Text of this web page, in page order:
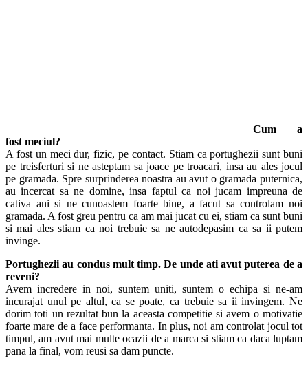
Cum a
fost meciul?
A fost un meci dur, fizic, pe contact. Stiam ca portughezii sunt buni
pe treisferturi si ne asteptam sa joace pe troacari, insa au ales jocul
pe gramada. Spre surprinderea noastra au avut o gramada puternica,
au incercat sa ne domine, insa faptul ca noi jucam impreuna de
cativa ani si ne cunoastem foarte bine, a facut sa controlam noi
gramada. A fost greu pentru ca am mai jucat cu ei, stiam ca sunt buni
si mai ales stiam ca noi trebuie sa ne autodepasim ca sa ii putem
invinge.
Portughezii au condus mult timp. De unde ati avut puterea de a
reveni?
Avem incredere in noi, suntem uniti, suntem o echipa si ne-am
incurajat unul pe altul, ca se poate, ca trebuie sa ii invingem. Ne
dorim toti un rezultat bun la aceasta competitie si avem o motivatie
foarte mare de a face performanta. In plus, noi am controlat jocul tot
timpul, am avut mai multe ocazii de a marca si stiam ca daca luptam
pana la final, vom reusi sa dam puncte.